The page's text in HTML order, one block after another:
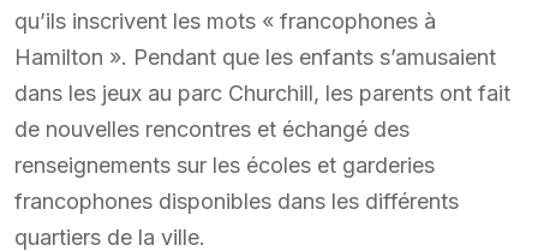
qu’ils inscrivent les mots « francophones à
Hamilton ». Pendant que les enfants s’amusaient
dans les jeux au parc Churchill, les parents ont fait
de nouvelles rencontres et échangé des
renseignements sur les écoles et garderies
francophones disponibles dans les différents
quartiers de la ville.